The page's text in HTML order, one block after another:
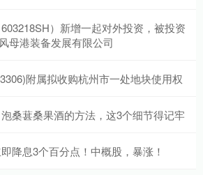
）新增一起对外投资，被投资
母港装备发展有限公司
附属拟收购杭州市一处地块使用权
桑葚桑果酒的方法，这3个细节得记牢
降息3个百分点！中概股，暴涨！